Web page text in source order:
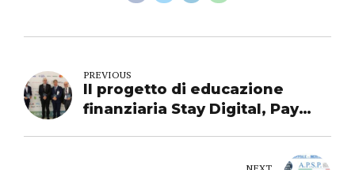
PREVIOUS
Il progetto di educazione
finanziaria Stay Digital, Pay